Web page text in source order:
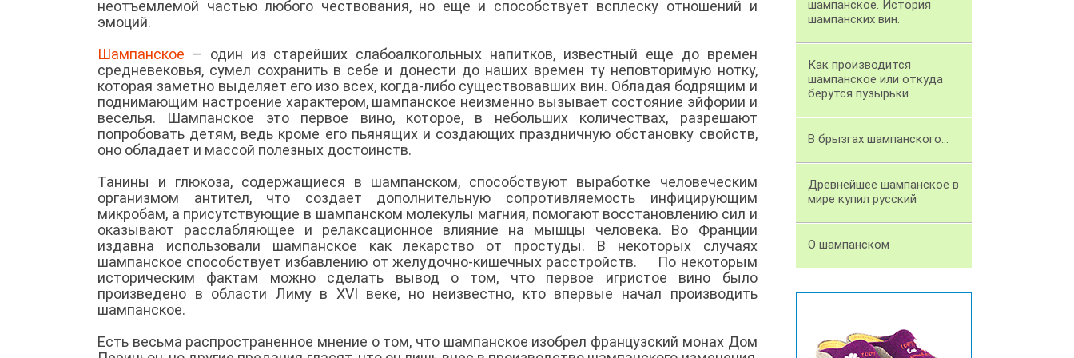
неотъемлемой частью любого чествования, но еще и способствует всплеску отношений и
эмоций.
Шампанское – один из старейших слабоалкогольных напитков, известный еще до времен
средневековья, сумел сохранить в себе и донести до наших времен ту неповторимую нотку,
которая заметно выделяет его изо всех, когда-либо существовавших вин. Обладая бодрящим и
поднимающим настроение характером, шампанское неизменно вызывает состояние эйфории и
веселья. Шампанское это первое вино, которое, в небольших количествах, разрешают
попробовать детям, ведь кроме его пьянящих и создающих праздничную обстановку свойств,
оно обладает и массой полезных достоинств.
Танины и глюкоза, содержащиеся в шампанском, способствуют выработке человеческим
организмом антител, что создает дополнительную сопротивляемость инфицирующим
микробам, а присутствующие в шампанском молекулы магния, помогают восстановлению сил и
оказывают расслабляющее и релаксационное влияние на мышцы человека. Во Франции
издавна использовали шампанское как лекарство от простуды. В некоторых случаях
шампанское способствует избавлению от желудочно-кишечных расстройств. По некоторым
историческим фактам можно сделать вывод о том, что первое игристое вино было
произведено в области Лиму в XVI веке, но неизвестно, кто впервые начал производить
шампанское.
Есть весьма распространенное мнение о том, что шампанское изобрел французский монах Дом
шампанское. История
шампанских вин.
Как производится
шампанское или откуда
берутся пузырьки
В брызгах шампанского...
Древнейшее шампанское в
мире купил русский
О шампанском